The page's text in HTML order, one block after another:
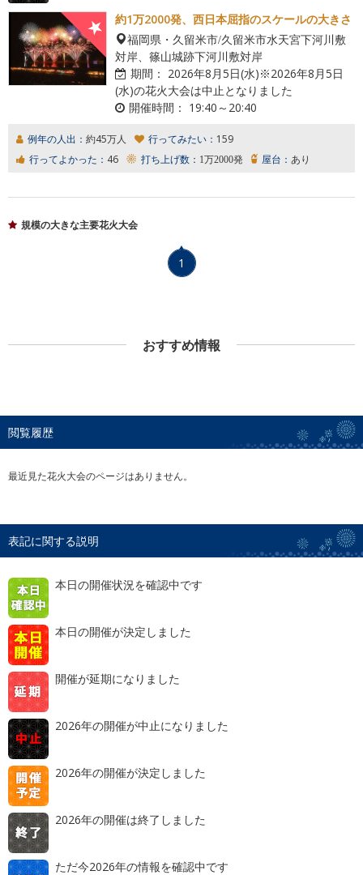
約1万2000発、西日本屈指のスケールの大きさ
福岡県・久留米市/久留米市水天宮下河川敷
対岸、篠山城跡下河川敷対岸
期間： 2026年8月5日(水)※2026年8月5日
(水)の花火大会は中止となりました
開催時間： 19:40～20:40
例年の人出： 約45万人 行ってみたい： 159
行ってよかった： 46 打ち上げ数： 1万2000発 屋台： あり
規模の大きな主要花火大会
1
おすすめ情報
閲覧履歴
最近見た花火大会のページはありません。
表記に関する説明
本日の開催状況を確認中です
本日の開催が決定しました
開催が延期になりました
2026年の開催が中止になりました
2026年の開催が決定しました
2026年の開催は終了しました
ただ今2026年の情報を確認中です